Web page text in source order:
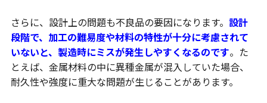
さらに、設計上の問題も不良品の要因になります。 設計
段階で、加工の難易度や材料の特性が十分に考慮されて
いないと、製造時にミスが発生しやすくなるのです。た
とえば、金属材料の中に異種金属が混入していた場合、
耐久性や強度に重大な問題が生じることがあります。